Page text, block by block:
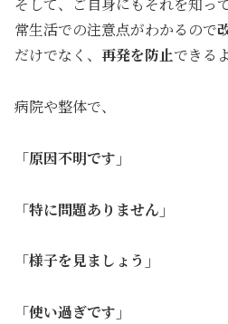
そして、ご自身にもそれを知っ
常生活での注意点がわかるので
だけでなく、 再発を防止できる
病院や整体で、
「原因不明です」
「特に問題ありません」
「様子を見ましょう」
「使い過ぎです」